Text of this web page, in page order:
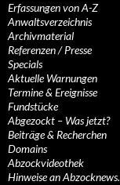
Erfassungen von A-Z
Anwaltsverzeichnis
Archivmaterial
Referenzen / Presse
Specials
Aktuelle Warnungen
Termine & Ereignisse
Fundstücke
Abgezockt – Was jetzt?
Beiträge & Recherchen
Domains
Abzockvideothek
Hinweise an